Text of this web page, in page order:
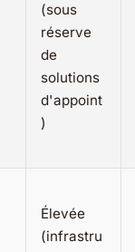
(sous
réserve
de
solutions
d'appoint
)
Élevée
(infrastru